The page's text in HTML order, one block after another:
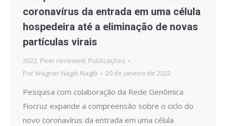
coronavírus da entrada em uma célula
hospedeira até a eliminação de novas
partículas virais
2022, Peer reviewed, Publicações
PorWagner Nagib Nagib 20 de janeiro de 2022
Pesquisa com colaboração da Rede Genômica
Fiocruz expande a compreensão sobre o ciclo do
novo coronavírus da entrada em uma célula